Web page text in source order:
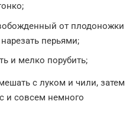
от плодоножки
перьями;
и мелко порубить;
с луком и чили, затем
и совсем немного